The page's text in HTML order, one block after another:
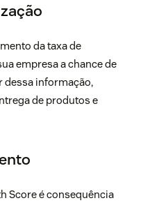
da taxa de
empresa a chance de
dessa informação,
de produtos e
Score é consequência